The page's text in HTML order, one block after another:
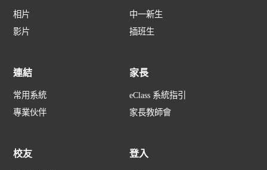
相片
影片
中一新生
插班生
連結
常用系統
專業伙伴
家長
eClass 系統指引
家長教師會
校友 登入